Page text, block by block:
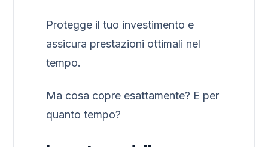
Protegge il tuo investimento e
assicura prestazioni ottimali nel
tempo.
Ma cosa copre esattamente? E per
quanto tempo?